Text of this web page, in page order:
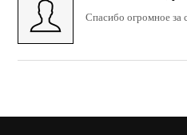
Спасибо огромное за